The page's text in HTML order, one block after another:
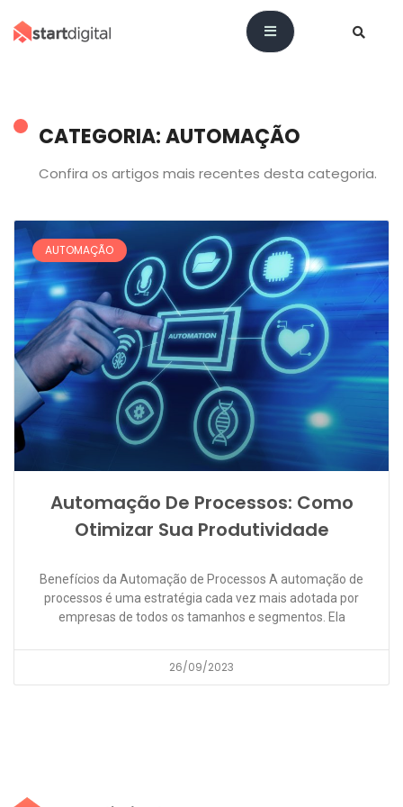
CATEGORIA: AUTOMAÇÃO
Confira os artigos mais recentes desta categoria.
AUTOMAÇÃO
Automação De Processos: Como
Otimizar Sua Produtividade
Benefícios da Automação de Processos A automação de
processos é uma estratégia cada vez mais adotada por
empresas de todos os tamanhos e segmentos. Ela
26/09/2023